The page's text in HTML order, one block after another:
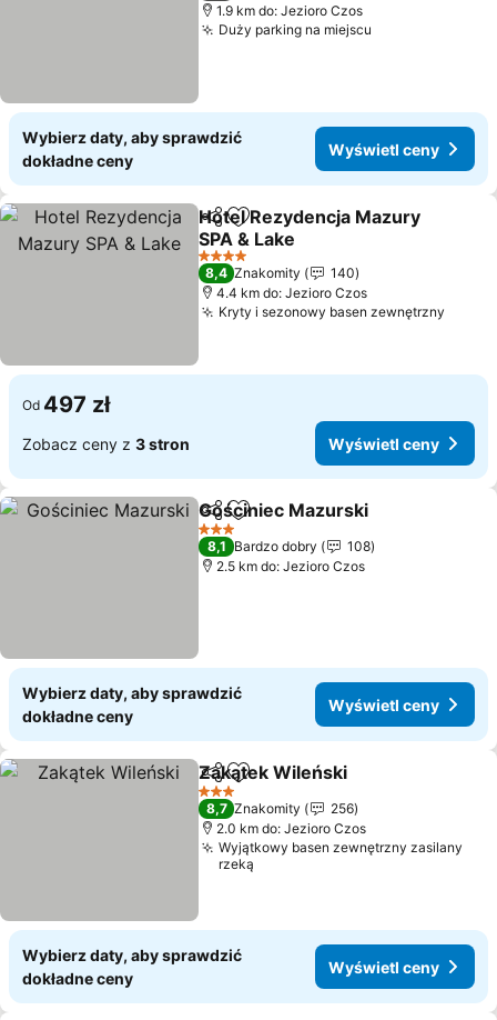
1.9 km do: Jezioro Czos
Duży parking na miejscu
Wybierz daty, aby sprawdzić
dokładne ceny
Wyświetl ceny
Udostępnij
Dodaj do ulubionych
Hotel Rezydencja Mazury
SPA & Lake
4 Kategoria
8,4 Znakomity
140
4.4 km do: Jezioro Czos
Kryty i sezonowy basen zewnętrzny
Od 497 zł
Zobacz ceny z 3 stron Wyświetl ceny
Udostępnij
Dodaj do ulubionych
Gościniec Mazurski
3 Kategoria
8,1 Bardzo dobry
108
2.5 km do: Jezioro Czos
Wybierz daty, aby sprawdzić
dokładne ceny
Wyświetl ceny
Udostępnij
Dodaj do ulubionych
Zakątek Wileński
3 Kategoria
8,7 Znakomity
256
2.0 km do: Jezioro Czos
Wyjątkowy basen zewnętrzny zasilany
rzeką
Wybierz daty, aby sprawdzić
dokładne ceny
Wyświetl ceny